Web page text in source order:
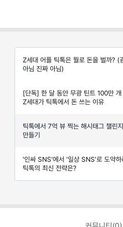
Z세대 어플 틱톡은 뭘로 돈을 벌까? (
아님 진짜 아님)
[단독] 한 달 동안 무광 틴트 100만 개
Z세대가 틱톡에서 돈 쓰는 이유
틱톡에서 7억 뷰 찍는 해시태그 챌린지
만들기
'인싸 SNS'에서 '일상 SNS'로 도약하
틱톡의 최신 전략은?